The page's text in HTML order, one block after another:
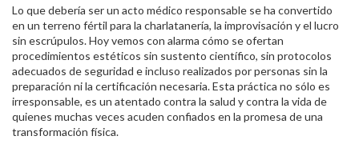
Lo que debería ser un acto médico responsable se ha convertido
en un terreno fértil para la charlatanería, la improvisación y el lucro
sin escrúpulos. Hoy vemos con alarma cómo se ofertan
procedimientos estéticos sin sustento científico, sin protocolos
adecuados de seguridad e incluso realizados por personas sin la
preparación ni la certificación necesaria. Esta práctica no sólo es
irresponsable, es un atentado contra la salud y contra la vida de
quienes muchas veces acuden confiados en la promesa de una
transformación física.